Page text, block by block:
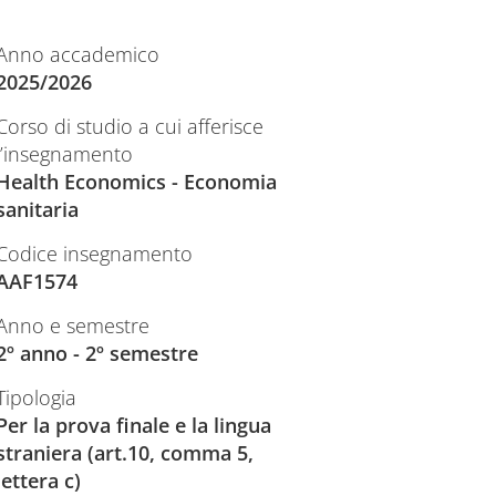
accademico
2026
di studio a cui afferisce
Economics - Economia
insegnamento
e semestre
anno - 2º semestre
la prova finale e la lingua
(art.10, comma 5,
c)